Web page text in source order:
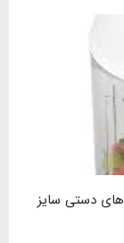
دستی سایز